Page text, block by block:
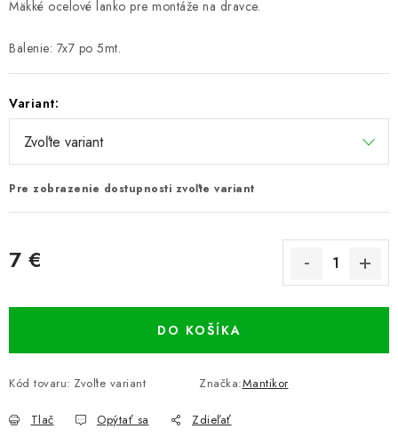
ZNAČKY
Mäkké ocelové lanko pre montáže na dravce.
Balenie: 7x7 po 5mt.
Variant:
Pre zobrazenie dostupnosti zvoľte variant
7 €
DO KOŠÍKA
Kód tovaru: Zvoľte variant Značka:Mantikor
Tlač Opýtať sa Zdieľať